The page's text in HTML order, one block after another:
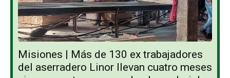
Misiones | Más de 130 ex trabajadores
del aserradero Linor llevan cuatro meses